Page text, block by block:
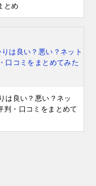
とめ
は良い？悪い？ネッ
判・口コミをまとめて